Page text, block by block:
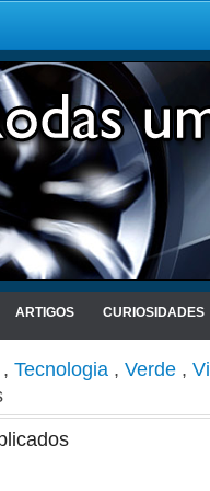
ARTIGOS CURIOSIDADES
, Tecnologia , Verde ,